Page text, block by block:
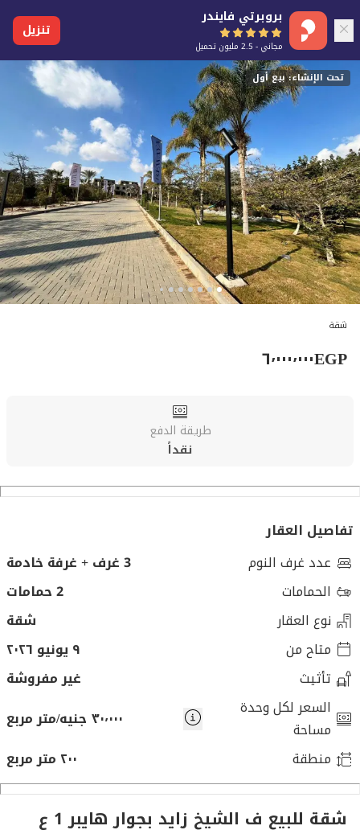
بروبرتي فايندر
مجاني - 2.5 مليون تحميل
تنزيل
تحت الإنشاء: بيع أول
شقة
EGP٦٬٠٠٠٬٠٠٠
طريقة الدفع
نقداً
تفاصيل العقار
عدد غرف النوم
3 غرف + غرفة خادمة
الحمامات
2 حمامات
نوع العقار
شقة
متاح من
٩ يونيو ٢٠٢٦
تأثيث
غير مفروشة
السعر لكل وحدة
مساحة
٣٠٬٠٠٠ جنيه/متر مربع
منطقة
٢٠٠ متر مربع
شقة للبيع ف الشيخ زايد بجوار هايبر 1 ع